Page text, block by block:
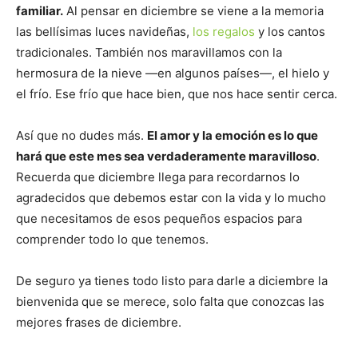
familiar. Al pensar en diciembre se viene a la memoria
las bellísimas luces navideñas, los regalos y los cantos
tradicionales. También nos maravillamos con la
hermosura de la nieve —en algunos países—, el hielo y
el frío. Ese frío que hace bien, que nos hace sentir cerca.
Así que no dudes más. El amor y la emoción es lo que
hará que este mes sea verdaderamente maravilloso.
Recuerda que diciembre llega para recordarnos lo
agradecidos que debemos estar con la vida y lo mucho
que necesitamos de esos pequeños espacios para
comprender todo lo que tenemos.
De seguro ya tienes todo listo para darle a diciembre la
bienvenida que se merece, solo falta que conozcas las
mejores frases de diciembre.